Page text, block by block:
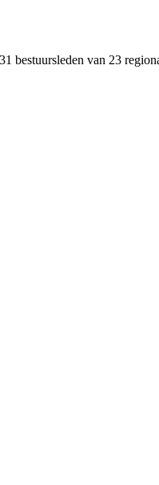
bestuursleden van 23